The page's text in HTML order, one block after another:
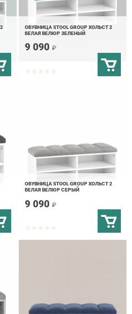
ОБУВНИЦА STOOL GROUP ХОЛЬСТ 2
БЕЛАЯ ВЕЛЮР ЗЕЛЕНЫЙ
9 090₽
ОБУВНИЦА STOOL GROUP ХОЛЬСТ 2
БЕЛАЯ ВЕЛЮР СЕРЫЙ
9 090₽
ОБУВНИЦА STOOL GROUP ХОЛЬСТ 2
БЕЛАЯ ВЕЛЮР СИНИЙ